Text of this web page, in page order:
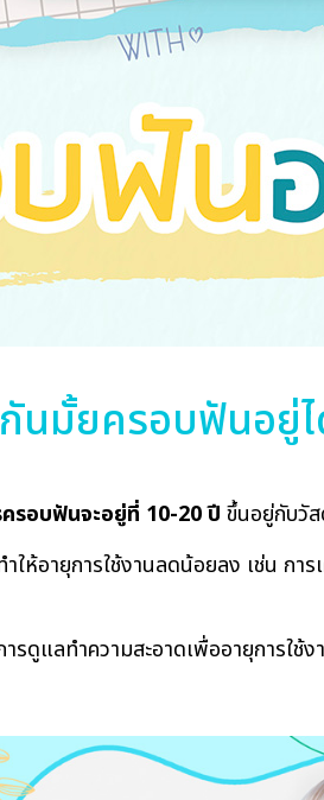
นมั้ยครอบฟันอยู่
ครอบฟันจะอยู่ที่ 10-20 ปี ขึ้นอยู่กับวั
ให้อายุการใช้งานลดน้อยลง เช่น กา
ดูแลทำความสะอาดเพื่ออายุการใช้